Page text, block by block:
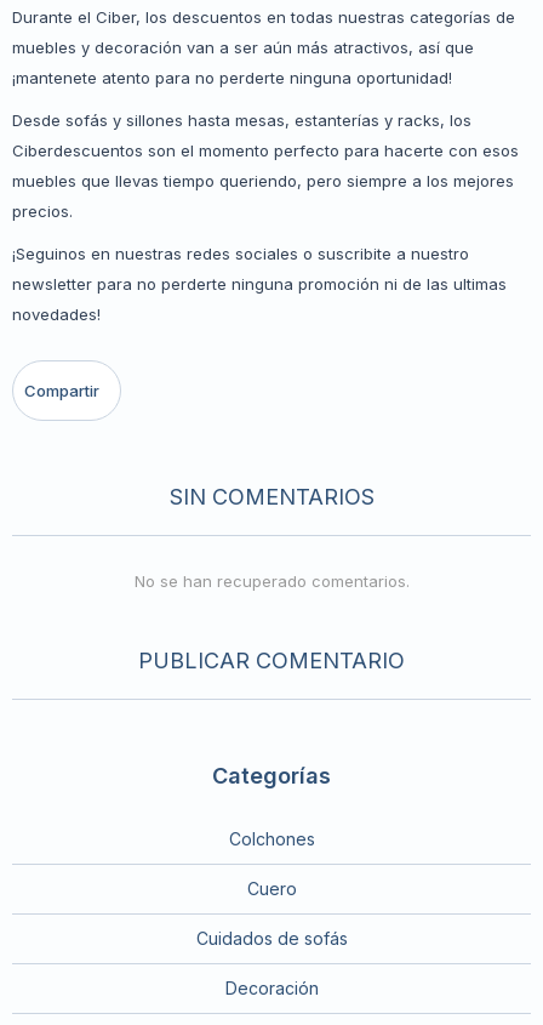
Durante el Ciber, los descuentos en todas nuestras categorías de
muebles y decoración van a ser aún más atractivos, así que
¡mantenete atento para no perderte ninguna oportunidad!
Desde sofás y sillones hasta mesas, estanterías y racks, los
Ciberdescuentos son el momento perfecto para hacerte con esos
muebles que llevas tiempo queriendo, pero siempre a los mejores
precios.
¡Seguinos en nuestras redes sociales o suscribite a nuestro
newsletter para no perderte ninguna promoción ni de las ultimas
novedades!
SIN COMENTARIOS
No se han recuperado comentarios.
PUBLICAR COMENTARIO
Categorías
Colchones
Cuero
Cuidados de sofás
Decoración